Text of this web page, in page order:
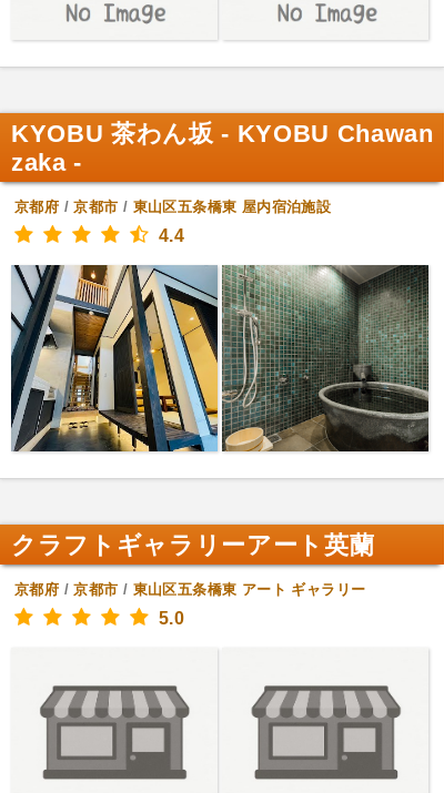
KYOBU 茶わん坂 - KYOBU Chawan
zaka -
京都府 /京都市 / 東山区五条橋東 屋内宿泊施設
4.4
クラフトギャラリーアート英蘭
京都府 /京都市 / 東山区五条橋東 アート ギャラリー
5.0